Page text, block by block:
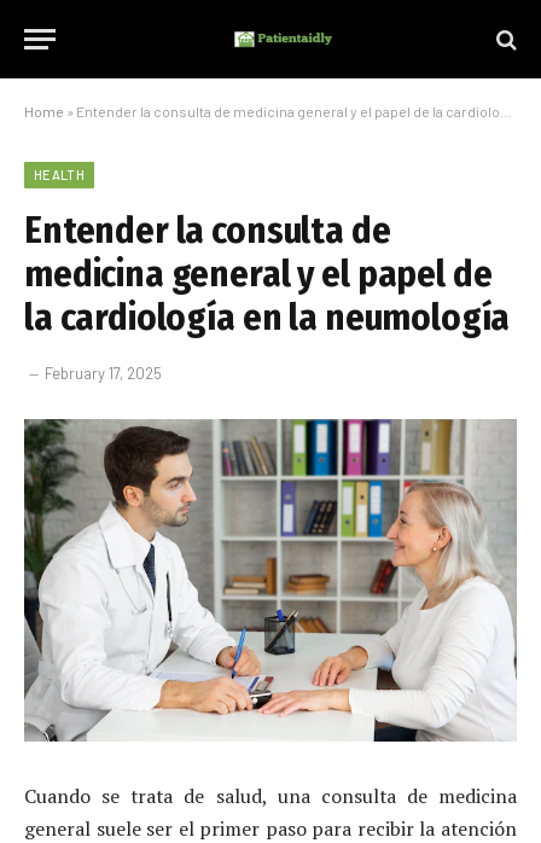
Home » Entender la consulta de medicina general y el papel de la cardiología en la neumología
HEALTH
Entender la consulta de
medicina general y el papel de
la cardiología en la neumología
February 17, 2025
Cuando se trata de salud, una consulta de medicina
general suele ser el primer paso para recibir la atención